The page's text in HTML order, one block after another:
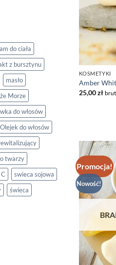
do ciała
z bursztynu
masło
Morze
do włosów
Olejek do włosów
twarzy
swieca sojowa
świeca
KOSMETYKI
Amber
25,00zł
Promocja!
Nowość!